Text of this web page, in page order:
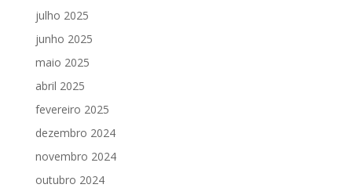
julho 2025
junho 2025
maio 2025
abril 2025
fevereiro 2025
dezembro 2024
novembro 2024
outubro 2024